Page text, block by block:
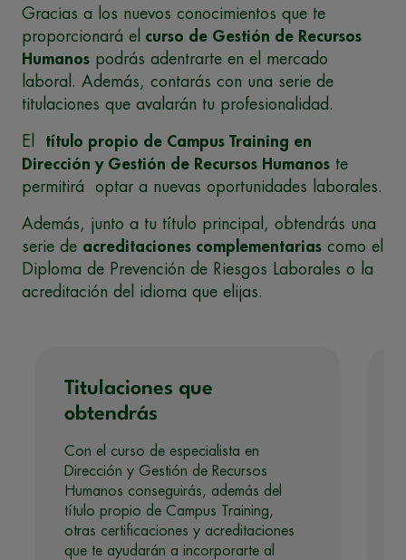
Gracias a los nuevos conocimientos que te
proporcionará el curso de Gestión de Recursos
Humanos podrás adentrarte en el mercado
laboral. Además, contarás con una serie de
titulaciones que avalarán tu profesionalidad.
El título propio de Campus Training en
Dirección y Gestión de Recursos Humanos te
permitirá optar a nuevas oportunidades laborales.
Además, junto a tu título principal, obtendrás una
serie de acreditaciones complementarias como el
Diploma de Prevención de Riesgos Laborales o la
acreditación del idioma que elijas.
Titulaciones que
obtendrás
Con el curso de especialista en
Dirección y Gestión de Recursos
Humanos conseguirás, además del
título propio de Campus Training,
otras certificaciones y acreditaciones
que te ayudarán a incorporarte al